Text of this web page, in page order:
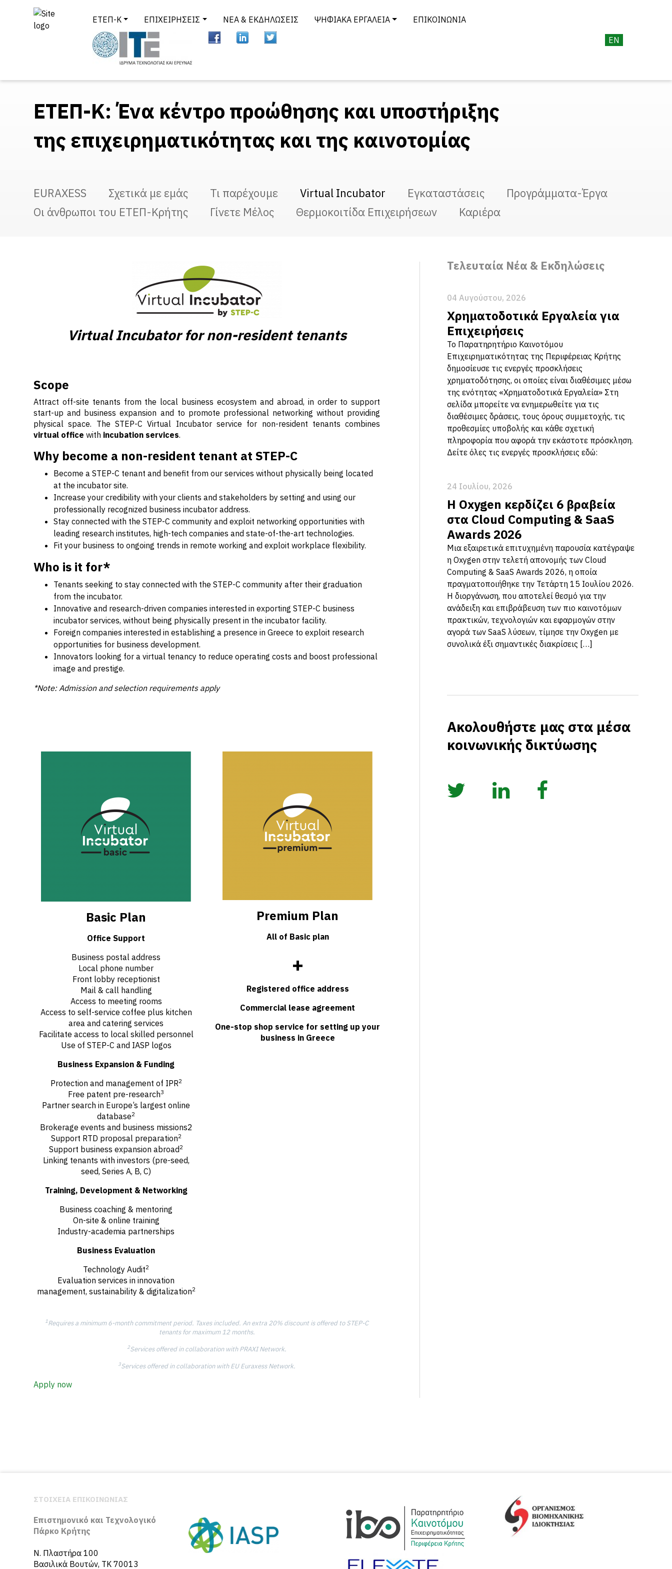
ΕΤΕΠ-Κ ΕΠΙΧΕΙΡΗΣΕΙΣ ΝΈΑ & ΕΚΔΗΛΏΣΕΙΣ ΨΗΦΙΑΚΆ ΕΡΓΑΛΕΊΑ ΕΠΙΚΟΙΝΩΝΊΑ
EN
ΕΤΕΠ-Κ: Ένα κέντρο προώθησης και υποστήριξης
της επιχειρηματικότητας και της καινοτομίας
EURAXESS Σχετικά με εμάς Τι παρέχουμε Virtual Incubator Εγκαταστάσεις
Προγράμματα-Έργα
Οι άνθρωποι του ΕΤΕΠ-Κρήτης
Γίνετε Μέλος Θερμοκοιτίδα Eπιχειρήσεων Καριέρα
Virtual Incubator for non-resident tenants
Scope
Attract off-site tenants from the local business ecosystem and abroad, in order to support
start-up and business expansion and to promote professional networking without providing
physical space. The STEP-C Virtual Incubator service for non-resident tenants combines
virtual office with incubation services.
Why become a non-resident tenant at STEP-C
Become a STEP-C tenant and benefit from our services without physically being located
at the incubator site.
Increase your credibility with your clients and stakeholders by setting and using our
professionally recognized business incubator address.
Stay connected with the STEP-C community and exploit networking opportunities with
leading research institutes, high-tech companies and state-of-the-art technologies.
Fit your business to ongoing trends in remote working and exploit workplace flexibility.
Who is it for*
Tenants seeking to stay connected with the STEP-C community after their graduation
from the incubator.
Innovative and research-driven companies interested in exporting STEP-C business
incubator services, without being physically present in the incubator facility.
Foreign companies interested in establishing a presence in Greece to exploit research
opportunities for business development.
Innovators looking for a virtual tenancy to reduce operating costs and boost professional
image and prestige.
*Note: Admission and selection requirements apply
Basic Plan
Office Support
Business postal address
Local phone number
Front lobby receptionist
Mail & call handling
Access to meeting rooms
Access to self-service coffee plus kitchen
area and catering services
Facilitate access to local skilled personnel
Use of STEP-C and IASP logos
Business Expansion & Funding
Protection and management of IPR2
Free patent pre-research3
Partner search in Europe’s largest online
database2
Brokerage events and business missions2
Support RTD proposal preparation2
Support business expansion abroad2
Linking tenants with investors (pre-seed,
seed, Series A, B, C)
Training, Development & Networking
Business coaching & mentoring
On-site & online training
Industry-academia partnerships
Business Evaluation
Technology Audit2
Evaluation services in innovation
management, sustainability & digitalization2
Premium Plan
All of Basic plan
+
Registered office address
Commercial lease agreement
One-stop shop service for setting up your
business in Greece
1Requires a minimum 6-month commitment period. Taxes included. An extra 20% discount is offered to STEP-C
tenants for maximum 12 months.
2Services offered in collaboration with PRAXI Network.
3Services offered in collaboration with EU Euraxess Network.
Apply now
Τελευταία Νέα & Εκδηλώσεις
04 Αυγούστου, 2026
Χρηματοδοτικά Εργαλεία για
Επιχειρήσεις
Το Παρατηρητήριο Καινοτόμου
Επιχειρηματικότητας της Περιφέρειας Κρήτης
δημοσίευσε τις ενεργές προσκλήσεις
χρηματοδότησης, οι οποίες είναι διαθέσιμες μέσω
της ενότητας «Χρηματοδοτικά Εργαλεία» Στη
σελίδα μπορείτε να ενημερωθείτε για τις
διαθέσιμες δράσεις, τους όρους συμμετοχής, τις
προθεσμίες υποβολής και κάθε σχετική
πληροφορία που αφορά την εκάστοτε πρόσκληση.
Δείτε όλες τις ενεργές προσκλήσεις εδώ:
24 Ιουλίου, 2026
Η Oxygen κερδίζει 6 βραβεία
στα Cloud Computing & SaaS
Awards 2026
Μια εξαιρετικά επιτυχημένη παρουσία κατέγραψε
η Oxygen στην τελετή απονομής των Cloud
Computing & SaaS Awards 2026, η οποία
πραγματοποιήθηκε την Τετάρτη 15 Ιουλίου 2026.
Η διοργάνωση, που αποτελεί θεσμό για την
ανάδειξη και επιβράβευση των πιο καινοτόμων
πρακτικών, τεχνολογιών και εφαρμογών στην
αγορά των SaaS λύσεων, τίμησε την Oxygen με
συνολικά έξι σημαντικές διακρίσεις […]
Ακολουθήστε μας στα μέσα
κοινωνικής δικτύωσης
ΣΤΟΙΧΕΙΑ ΕΠΙΚΟΙΝΩΝΙΑΣ
Επιστημονικό και Τεχνολογικό
Πάρκο Κρήτης
N. Πλαστήρα 100
Βασιλικά Βουτών, ΤΚ 70013